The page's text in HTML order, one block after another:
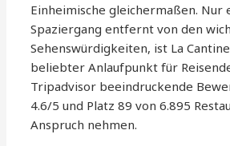
Einheimische gleichermaßen. Nur
Spaziergang entfernt von den
Sehenswürdigkeiten, ist La
beliebter Anlaufpunkt für
Tripadvisor beeindruckende
4.6/5 und Platz 89 von 6.895
Anspruch nehmen.